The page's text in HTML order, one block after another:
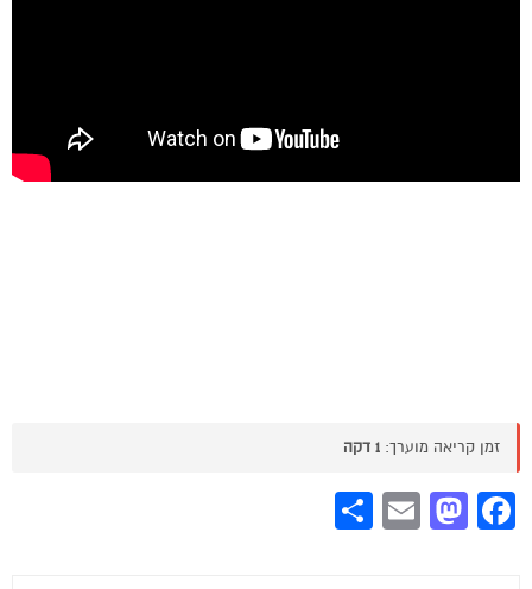
זמן קריאה מוערך: 1 דקה
Facebook
Mastodon
Email